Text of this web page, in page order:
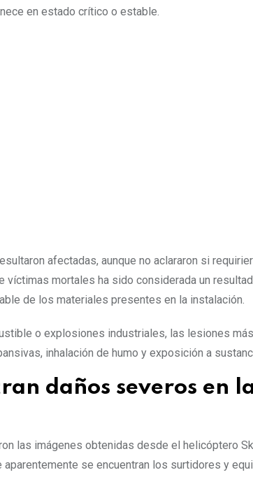
en estado crítico o estable.
afectadas, aunque no aclararon si
víctimas mortales ha sido considerada un
de los materiales presentes en la instalación.
o explosiones industriales, las lesiones
inhalación de humo y exposición a
daños severos en
las imágenes obtenidas desde el helicóptero
se encuentran los surtidores y